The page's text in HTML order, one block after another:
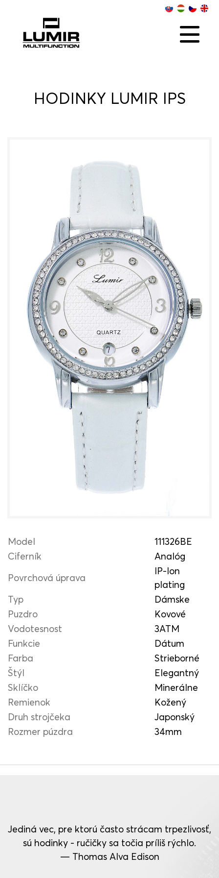
O NÁS
ONLINE PREDAJCOVIA
HODINKY LUMIR IPS
Model
111326BE
Ciferník
Analóg
Povrchová úprava
IP-Ion
plating
Typ
Dámske
Puzdro
Kovové
Vodotesnost
3ATM
Funkcie
Dátum
Farba
Strieborné
Štýl
Elegantný
Sklíčko
Minerálne
Remienok
Kožený
Druh strojčeka
Japonský
Rozmer púzdra
34mm
Jediná vec, pre ktorú často strácam trpezlivosť,
sú hodinky - ručičky sa točia príliš rýchlo.
— Thomas Alva Edison